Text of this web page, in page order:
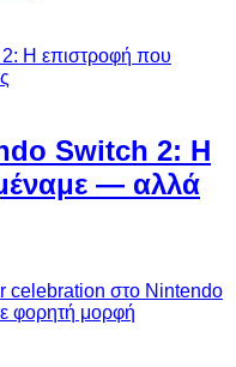
Switch 2: Η
— αλλά